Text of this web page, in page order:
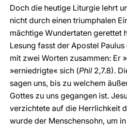
Doch die heutige Liturgie lehrt
nicht durch einen triumphalen
mächtige Wundertaten gerettet
Lesung fasst der Apostel
mit zwei Worten zusammen: Er
»erniedrigte« sich (Phil 2,7.8).
sagen uns, bis zu welchem
Gottes zu uns gegangen ist.
verzichtete auf die Herrlichkeit
wurde der Menschensohn, um